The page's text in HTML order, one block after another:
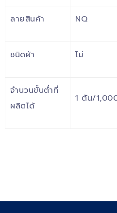
ลายสินค้า NQ
ชนิดผ้า ไม่
จำนวนขั้นต่ำที่
ผลิตได้
1 ตัน/